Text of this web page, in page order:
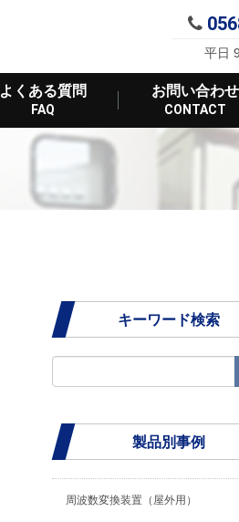
平日
よくある質問
FAQ
お問い合わせ
CONTACT
キーワード検索
製品別事例
周波数変換装置（屋外用）